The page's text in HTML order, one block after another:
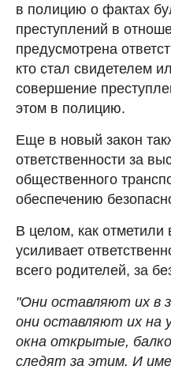
в полицию о фактах
преступлений в
предусмотрена
кто стал свидетелем
совершение
этом в полицию.
Еще в новый закон
ответственности за
общественного
обеспечению
В целом, как отметили
усиливает
всего родителей, за
"Они оставляют их в
они оставляют их на
окна открытые,
следят за этим. И